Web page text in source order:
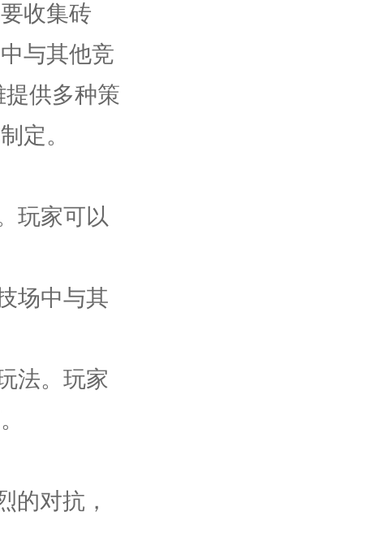
收集砖
与其他竞
供多种策
定。
玩家可以
场中与其
法。玩家
的对抗，